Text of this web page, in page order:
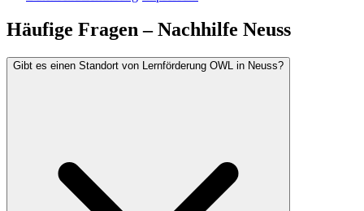
Häufige Fragen – Nachhilfe Neuss
Gibt es einen Standort von Lernförderung OWL in Neuss?